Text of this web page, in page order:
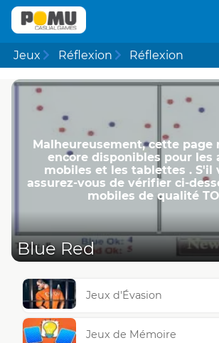
Jeux Réflexion Réflexion
Malheureusement, cette page
encore disponibles pour les
mobiles et les tablettes . S'il
assurez-vous de vérifier ci-
mobiles de qualité
Blue Red
Jeux d'Évasion
Jeux de Mémoire